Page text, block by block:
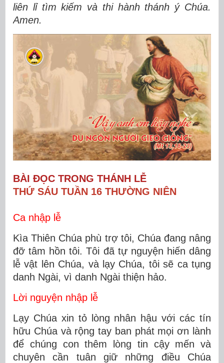
liên lỉ tìm kiếm và thi hành thánh ý Chúa.
Amen.
BÀI ĐỌC TRONG THÁNH LỄ
THỨ SÁU TUẦN 16 THƯỜNG NIÊN
Ca nhập lễ
Kìa Thiên Chúa phù trợ tôi, Chúa đang nâng
đỡ tâm hồn tôi. Tôi đã tự nguyện hiến dâng
lễ vật lên Chúa, và lạy Chúa, tôi sẽ ca tụng
danh Ngài, vì danh Ngài thiện hảo.
Lời nguyện nhập lễ
Lạy Chúa xin tỏ lòng nhân hậu với các tín
hữu Chúa và rộng tay ban phát mọi ơn lành
để chúng con thêm lòng tin cậy mến và
chuyên cần tuân giữ những điều Chúa